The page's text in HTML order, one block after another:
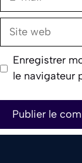
Site
Enregistrer
le navigateur